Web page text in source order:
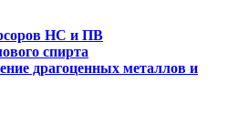
НС и ПВ
спирта
драгоценных металлов и